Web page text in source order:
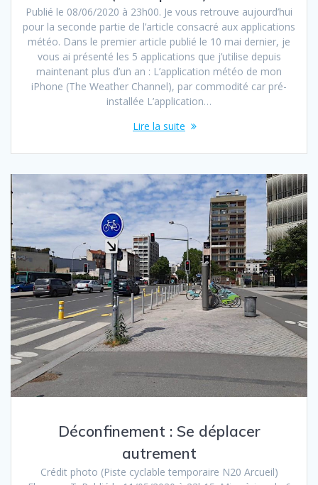
Publié le 08/06/2020 à 23h00. Je vous retrouve aujourd’hui
pour la seconde partie de l’article consacré aux applications
météo. Dans le premier article publié le 10 mai dernier, je
vous ai présenté les 5 applications que j’utilise depuis
maintenant plus d’un an : L’application météo de mon
iPhone (The Weather Channel), par commodité car pré-
installée L’application…
Lire la suite
Déconfinement : Se déplacer
autrement
Crédit photo (Piste cyclable temporaire N20 Arcueil)